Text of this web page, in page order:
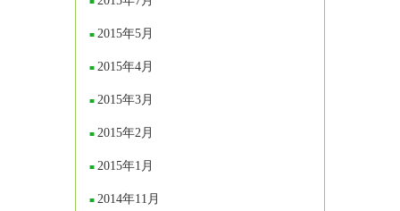
2015年5月
2015年4月
2015年3月
2015年2月
2015年1月
2014年11月